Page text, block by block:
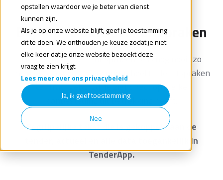
opstellen waardoor we je beter van dienst
kunnen zijn.
Als je op onze website blijft, geef je toestemming
dit te doen. We onthouden je keuze zodat je niet
elke keer dat je onze website bezoekt deze
vraag te zien krijgt.
Lees meer over ons privacybeleid
Ja, ik geef toestemming
Nee
Blijf up to date over uitspraken
Het bijhouden van jurisprudentie is nog nooit zo
makkelijk geweest. TenderApp heeft alle uitspraken
centraal geborgd. Je ziet direct op welke
aanbesteding dit betrekking heeft.
Begrijpelijke tekst die is gekoppeld aan de
tender, actueel en alle data toegankelijk in
TenderApp.